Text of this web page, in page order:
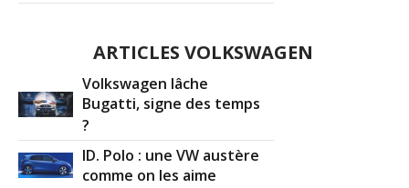
(0 )
18/20
1.4 TSI 122 ch 51000 , 2009 ,
ARTICLES VOLKSWAGEN
Volkswagen lâche
Bugatti, signe des temps
?
ID. Polo : une VW austère
comme on les aime